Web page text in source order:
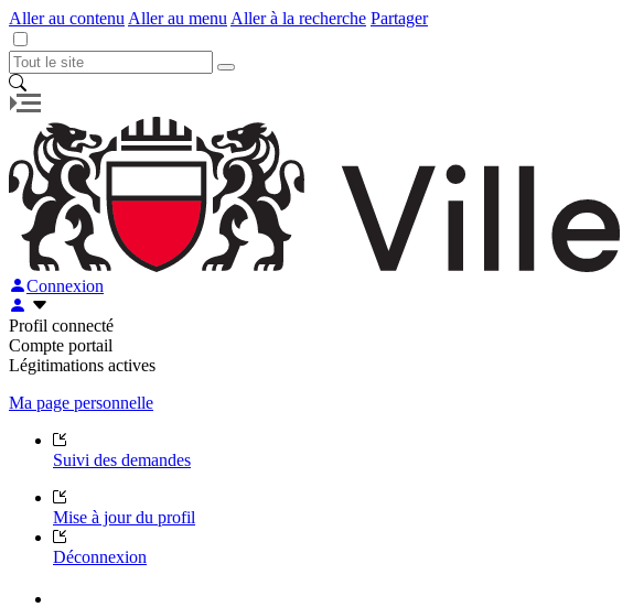
Aller au contenu Aller au menu Aller à la recherche Partager
Connexion
Profil connecté
Compte portail
Légitimations actives
Ma page personnelle
Suivi des demandes
Mise à jour du profil
Déconnexion